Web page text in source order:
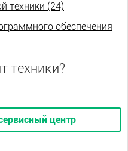
техники (24)
обеспечения
техники?
центр